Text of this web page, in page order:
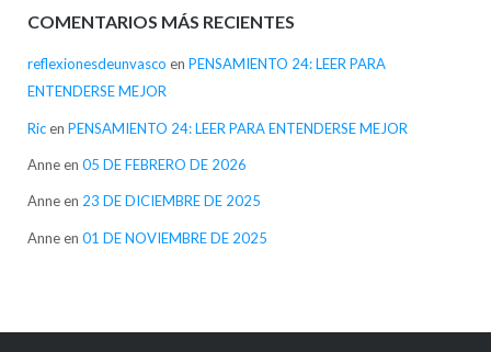
COMENTARIOS MÁS RECIENTES
reflexionesdeunvasco en PENSAMIENTO 24: LEER PARA
ENTENDERSE MEJOR
Ricen PENSAMIENTO 24: LEER PARA ENTENDERSE MEJOR
Anneen 05 DE FEBRERO DE 2026
Anneen 23 DE DICIEMBRE DE 2025
Anneen 01 DE NOVIEMBRE DE 2025